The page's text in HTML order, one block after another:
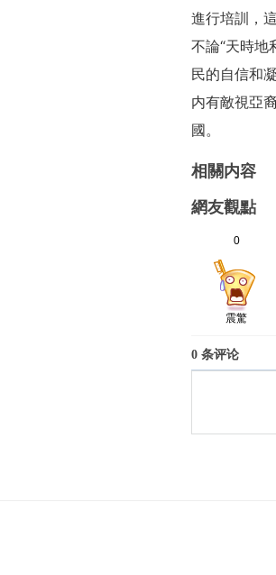
進行培訓，
不論“天時地
民的自信和
内有敵視亞
國。
相關内容
網友觀點
0
震驚